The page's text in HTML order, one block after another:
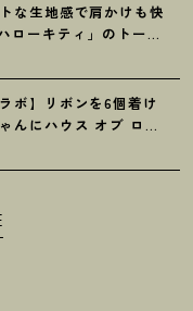
な生地感で肩かけも快
ローキティ」のトート
高です
ボ】リボンを6個着け
んにハウス オブ ロー